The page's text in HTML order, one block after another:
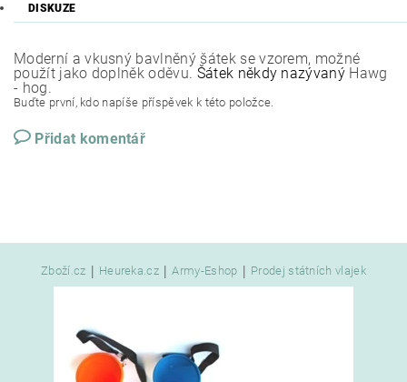
DISKUZE
Moderní a vkusný bavlněný šátek se vzorem, možné
použít jako doplněk oděvu. Šátek někdy nazývaný Hawg
- hog.
Buďte první, kdo napíše příspěvek k této položce.
Přidat komentář
Zboží.cz | Heureka.cz | Army-Eshop | Prodej státních vlajek